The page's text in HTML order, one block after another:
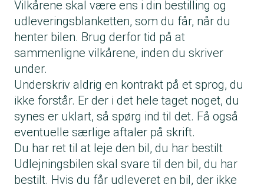
Vilkårene skal være ens i din bestilling og
udleveringsblanketten, som du får, når du
henter bilen. Brug derfor tid på at
sammenligne vilkårene, inden du skriver
under.
Underskriv aldrig en kontrakt på et sprog, du
ikke forstår. Er der i det hele taget noget, du
synes er uklart, så spørg ind til det. Få også
eventuelle særlige aftaler på skrift.
Du har ret til at leje den bil, du har bestilt
Udlejningsbilen skal svare til den bil, du har
bestilt. Hvis du får udleveret en bil, der ikke